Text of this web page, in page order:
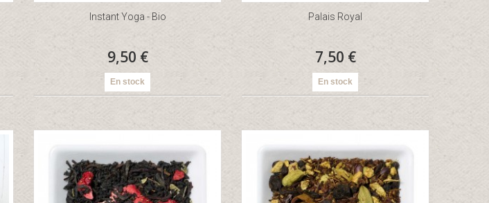
Instant Yoga - Bio
9,50 €
En stock
Palais Royal
7,50 €
En stock